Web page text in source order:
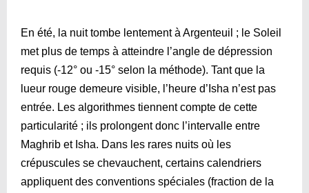
En été, la nuit tombe lentement à Argenteuil ; le Soleil
met plus de temps à atteindre l’angle de dépression
requis (-12° ou ‑15° selon la méthode). Tant que la
lueur rouge demeure visible, l’heure d’Isha n’est pas
entrée. Les algorithmes tiennent compte de cette
particularité ; ils prolongent donc l’intervalle entre
Maghrib et Isha. Dans les rares nuits où les
crépuscules se chevauchent, certains calendriers
appliquent des conventions spéciales (fraction de la